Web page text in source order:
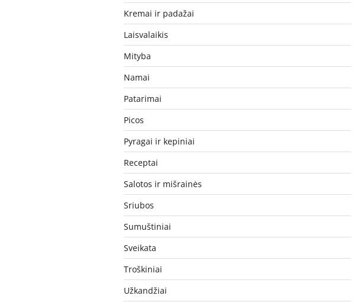
Kremai ir padažai
Laisvalaikis
Mityba
Namai
Patarimai
Picos
Pyragai ir kepiniai
Receptai
Salotos ir mišrainės
Sriubos
Sumuštiniai
Sveikata
Troškiniai
Užkandžiai